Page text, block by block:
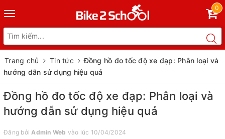
Toggle
navigation
0
Trang chủ Tin tức
Đồng hồ đo tốc độ xe đạp: Phân loại và
hướng dẫn sử dụng hiệu quả
Đồng hồ đo tốc độ xe đạp: Phân loại và
hướng dẫn sử dụng hiệu quả
Đăng bởiAdmin Web vào lúc 10/04/2024